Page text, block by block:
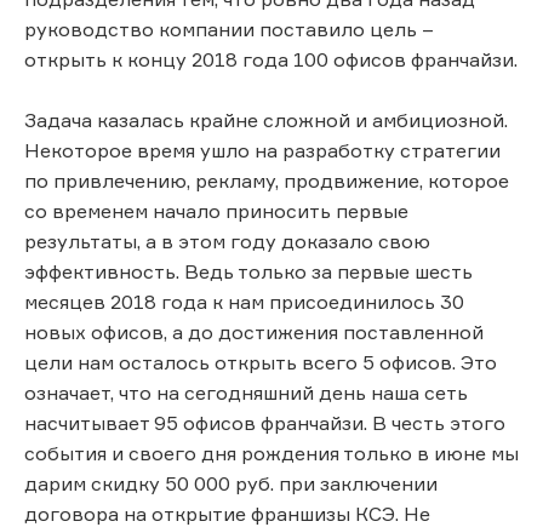
руководство компании поставило цель –
открыть к концу 2018 года 100 офисов франчайзи.
Задача казалась крайне сложной и амбициозной.
Некоторое время ушло на разработку стратегии
по привлечению, рекламу, продвижение, которое
со временем начало приносить первые
результаты, а в этом году доказало свою
эффективность. Ведь только за первые шесть
месяцев 2018 года к нам присоединилось 30
новых офисов, а до достижения поставленной
цели нам осталось открыть всего 5 офисов. Это
означает, что на сегодняшний день наша сеть
насчитывает 95 офисов франчайзи. В честь этого
события и своего дня рождения только в июне мы
дарим скидку 50 000 руб. при заключении
договора на открытие франшизы КСЭ. Не